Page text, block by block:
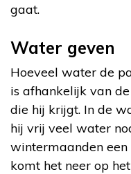
gaat.
Water geven
Hoeveel water de
is afhankelijk van
die hij krijgt. In de
hij vrij veel water
wintermaanden
komt het neer op